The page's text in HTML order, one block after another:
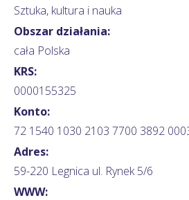
Sztuka, kultura i nauka
Obszar działania:
cała Polska
KRS:
0000155325
Konto:
72 1540 1030 2103 7700 3892
Adres:
59-220 Legnica ul. Rynek 5/6
WWW: